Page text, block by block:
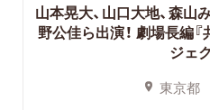
山本晃大、山口大地、森山
野公佳ら出演！ 劇場長編『
ジェ
東京都